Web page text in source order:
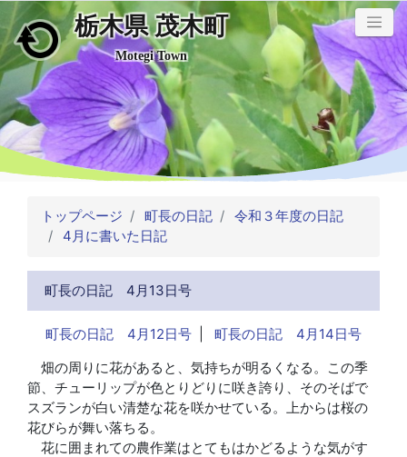
メインコンテンツにスキップ
栃木県 茂木町
Motegi Town
トップページ 町長の日記
令和３年度の日記
4月に書いた日記
町長の日記 4月13日号
町長の日記 4月12日号
町長の日記 4月14日号
畑の周りに花があると、気持ちが明るくなる。この季
節、チューリップが色とりどりに咲き誇り、そのそばで
スズランが白い清楚な花を咲かせている。上からは桜の
花びらが舞い落ちる。
花に囲まれての農作業はとてもはかどるような気がす